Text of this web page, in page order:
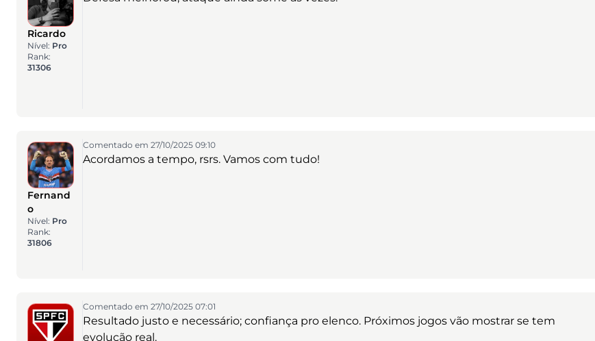
Ricardo
Nível: Pro
Rank:
31306
Fernand
o
Nível: Pro
Rank:
31806
Comentado em 27/10/2025 09:10
Acordamos a tempo, rsrs. Vamos com tudo!
Comentado em 27/10/2025 07:01
Resultado justo e necessário; confiança pro elenco. Próximos jogos vão mostrar se tem
evolução real.